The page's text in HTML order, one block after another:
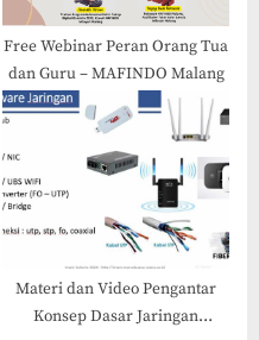
Free Webinar Peran Orang Tua
dan Guru – MAFINDO Malang
Materi dan Video Pengantar
Konsep Dasar Jaringan